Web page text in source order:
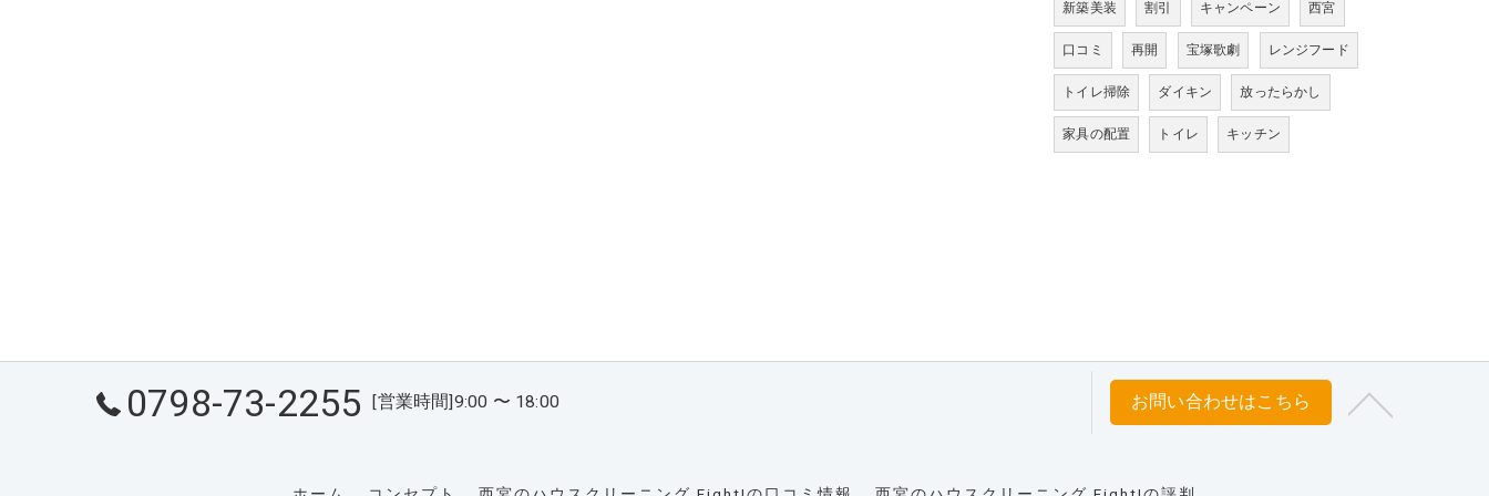
新築美装 割引 キャンペーン 西宮
口コミ 再開 宝塚歌劇 レンジフード
トイレ掃除 ダイキン 放ったらかし
家具の配置 トイレ キッチン
0798-73-2255 [営業時間]9:00 〜 18:00 お問い合わせはこちら